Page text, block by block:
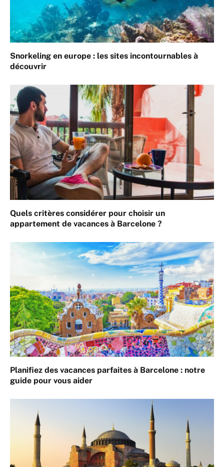
Snorkeling en europe : les sites incontournables à
découvrir
Quels critères considérer pour choisir un
appartement de vacances à Barcelone ?
Planifiez des vacances parfaites à Barcelone : notre
guide pour vous aider